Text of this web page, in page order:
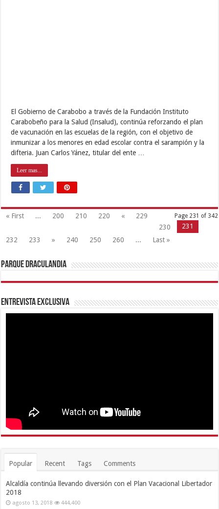
El Gobierno de Carabobo a través de la Fundación Instituto
Carabobeño para la Salud (Insalud), continúa reforzando el plan
de vacunación en las escuelas de la región, con el objetivo de
inmunizar a los menores en edad escolar contra el sarampión y la
difteria. Juan Carlos Yánez, titular del ente …
Leer mas...
Page 231 of 342
« First ... 200 210 220 «
229
230
231
232
233 » 240 250 260 ... Last »
Parque Draculandia
Entrevista Exclusiva
Popular Recent Tags Comments
Alcaldía continúa llevando diversión con el Plan Vacacional Libertador
2018
agosto 13, 2018 444,400